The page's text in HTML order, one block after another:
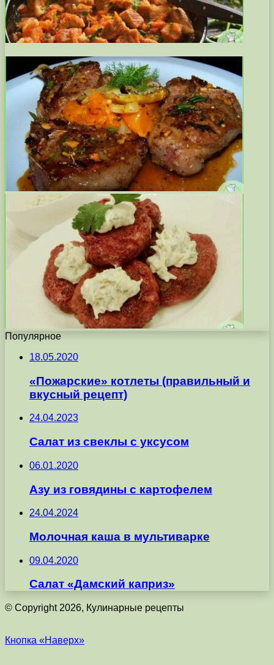
Популярное
18.05.2020
«Пожарские» котлеты (правильный и
вкусный рецепт)
24.04.2023
Салат из свеклы с уксусом
06.01.2020
Азу из говядины с картофелем
24.04.2024
Молочная каша в мультиварке
09.04.2020
Салат «Дамский каприз»
© Copyright 2026, Кулинарные рецепты
Кнопка «Наверх»